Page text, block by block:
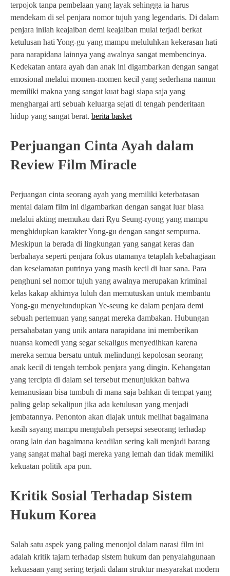
terpojok tanpa pembelaan yang layak sehingga ia harus
mendekam di sel penjara nomor tujuh yang legendaris. Di dalam
penjara inilah keajaiban demi keajaiban mulai terjadi berkat
ketulusan hati Yong-gu yang mampu meluluhkan kekerasan hati
para narapidana lainnya yang awalnya sangat membencinya.
Kedekatan antara ayah dan anak ini digambarkan dengan sangat
emosional melalui momen-momen kecil yang sederhana namun
memiliki makna yang sangat kuat bagi siapa saja yang
menghargai arti sebuah keluarga sejati di tengah penderitaan
hidup yang sangat berat. berita basket
Perjuangan Cinta Ayah dalam
Review Film Miracle
Perjuangan cinta seorang ayah yang memiliki keterbatasan
mental dalam film ini digambarkan dengan sangat luar biasa
melalui akting memukau dari Ryu Seung-ryong yang mampu
menghidupkan karakter Yong-gu dengan sangat sempurna.
Meskipun ia berada di lingkungan yang sangat keras dan
berbahaya seperti penjara fokus utamanya tetaplah kebahagiaan
dan keselamatan putrinya yang masih kecil di luar sana. Para
penghuni sel nomor tujuh yang awalnya merupakan kriminal
kelas kakap akhirnya luluh dan memutuskan untuk membantu
Yong-gu menyelundupkan Ye-seung ke dalam penjara demi
sebuah pertemuan yang sangat mereka dambakan. Hubungan
persahabatan yang unik antara narapidana ini memberikan
nuansa komedi yang segar sekaligus menyedihkan karena
mereka semua bersatu untuk melindungi kepolosan seorang
anak kecil di tengah tembok penjara yang dingin. Kehangatan
yang tercipta di dalam sel tersebut menunjukkan bahwa
kemanusiaan bisa tumbuh di mana saja bahkan di tempat yang
paling gelap sekalipun jika ada ketulusan yang menjadi
jembatannya. Penonton akan diajak untuk melihat bagaimana
kasih sayang mampu mengubah persepsi seseorang terhadap
orang lain dan bagaimana keadilan sering kali menjadi barang
yang sangat mahal bagi mereka yang lemah dan tidak memiliki
kekuatan politik apa pun.
Kritik Sosial Terhadap Sistem
Hukum Korea
Salah satu aspek yang paling menonjol dalam narasi film ini
adalah kritik tajam terhadap sistem hukum dan penyalahgunaan
kekuasaan yang sering terjadi dalam struktur masyarakat modern